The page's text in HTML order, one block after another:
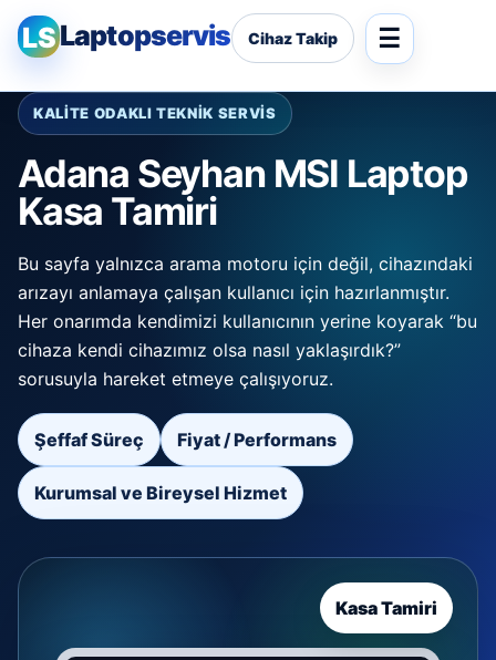
LSLaptopservis Cihaz Takip
KALİTE ODAKLI TEKNİK SERVİS
Adana Seyhan MSI Laptop
Kasa Tamiri
Bu sayfa yalnızca arama motoru için değil, cihazındaki
arızayı anlamaya çalışan kullanıcı için hazırlanmıştır.
Her onarımda kendimizi kullanıcının yerine koyarak “bu
cihaza kendi cihazımız olsa nasıl yaklaşırdık?”
sorusuyla hareket etmeye çalışıyoruz.
Şeffaf Süreç Fiyat / Performans
Kurumsal ve Bireysel Hizmet
Kasa Tamiri